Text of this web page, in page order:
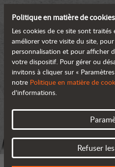
Politique en matière de cookies
Les cookies de ce site sont
améliorer votre visite du site,
personnalisation et pour afficher
votre dispositif. Pour gérer ou
invitons à cliquer sur «
notre Politique en matière de
d'informations.
Refuser